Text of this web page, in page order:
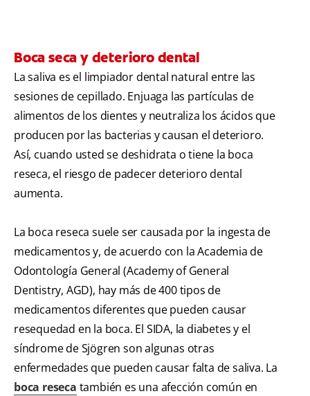
Boca seca y deterioro dental
La saliva es el limpiador dental natural entre las
sesiones de cepillado. Enjuaga las partículas de
alimentos de los dientes y neutraliza los ácidos que
producen por las bacterias y causan el deterioro.
Así, cuando usted se deshidrata o tiene la boca
reseca, el riesgo de padecer deterioro dental
aumenta.
La boca reseca suele ser causada por la ingesta de
medicamentos y, de acuerdo con la Academia de
Odontología General (Academy of General
Dentistry, AGD), hay más de 400 tipos de
medicamentos diferentes que pueden causar
resequedad en la boca. El SIDA, la diabetes y el
síndrome de Sjögren son algunas otras
enfermedades que pueden causar falta de saliva. La
boca reseca también es una afección común en